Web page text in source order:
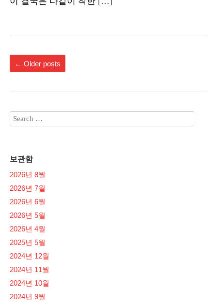
← Older posts
보관함
2026년 8월
2026년 7월
2026년 6월
2026년 5월
2026년 4월
2025년 5월
2024년 12월
2024년 11월
2024년 10월
2024년 9월